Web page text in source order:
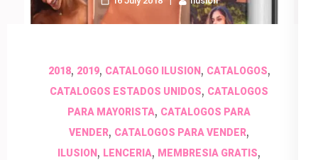
2018, 2019, CATALOGO ILUSION, CATALOGOS,
CATALOGOS ESTADOS UNIDOS, CATALOGOS
PARA MAYORISTA, CATALOGOS PARA
VENDER, CATALOGOS PARA VENDER,
ILUSION , LENCERIA, MEMBRESIA GRATIS,